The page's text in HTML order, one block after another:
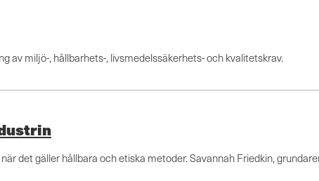
av miljö-, hållbarhets-, livsmedelssäkerhets- och kvalitetskrav.
det gäller hållbara och etiska metoder. Savannah Friedkin,